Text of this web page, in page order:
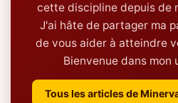
cette discipline depuis de
J'ai hâte de partager ma
de vous aider à atteindre
Bienvenue dans mon
Tous les articles de